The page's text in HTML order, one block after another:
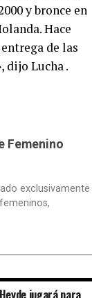
y bronce en
Hace
de las
dijo Lucha .
Femenino
exclusivamente
jugará para